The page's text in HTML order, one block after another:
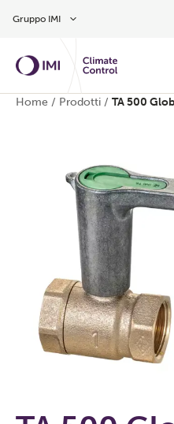
Gruppo IMI
Home / Prodotti / TA 500